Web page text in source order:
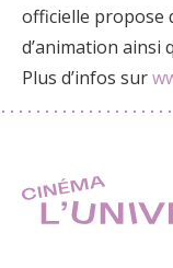
officielle propose
d’animation ainsi
Plus d’infos sur